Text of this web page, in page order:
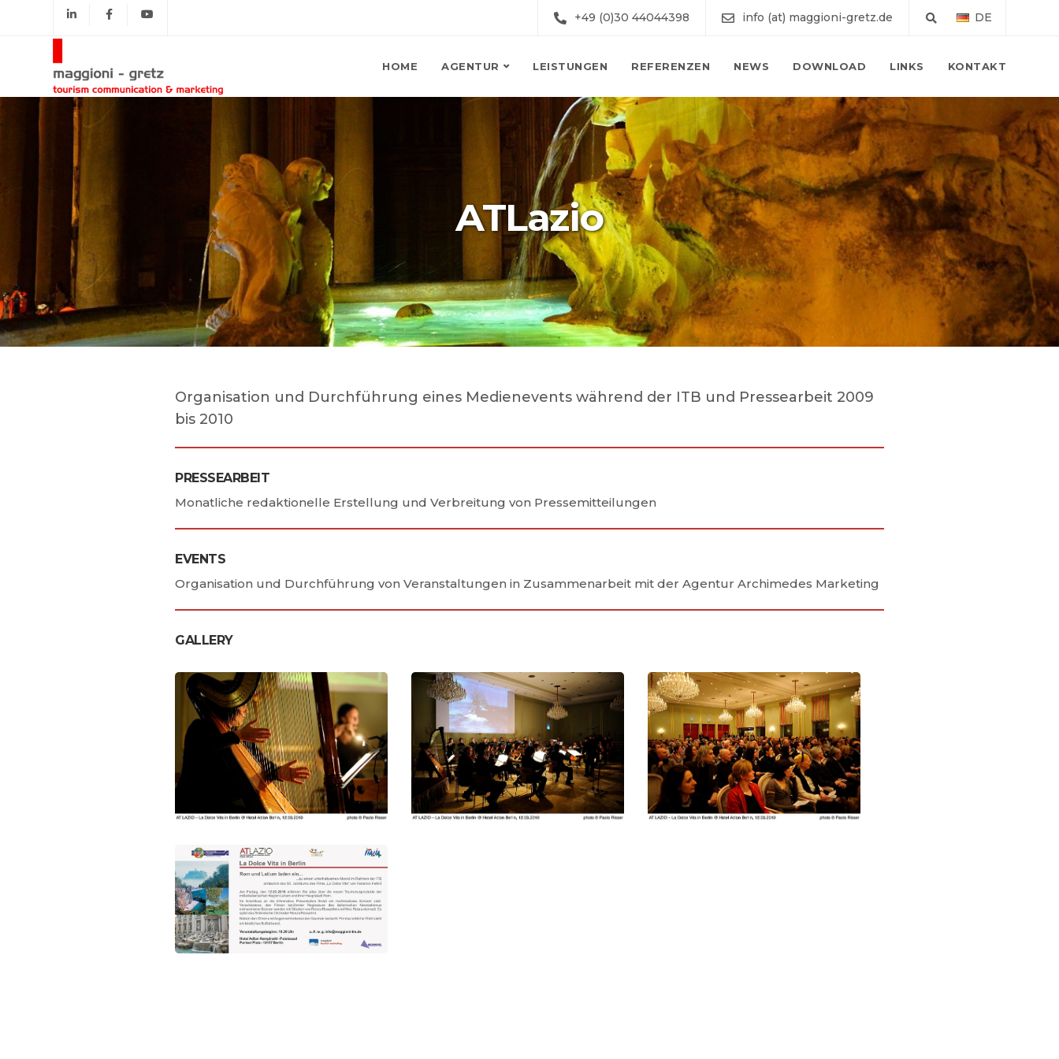
+49 (0)30 44044398 info (at) maggioni-gretz.de DE
HOME AGENTUR LEISTUNGEN REFERENZEN NEWS DOWNLOAD LINKS KONTAKT
ATLazio
Organisation und Durchführung eines Medienevents während der ITB und Pressearbeit 2009
bis 2010
PRESSEARBEIT
Monatliche redaktionelle Erstellung und Verbreitung von Pressemitteilungen
EVENTS
Organisation und Durchführung von Veranstaltungen in Zusammenarbeit mit der Agentur Archimedes Marketing
GALLERY